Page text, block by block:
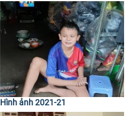
Hình ảnh 2021-21